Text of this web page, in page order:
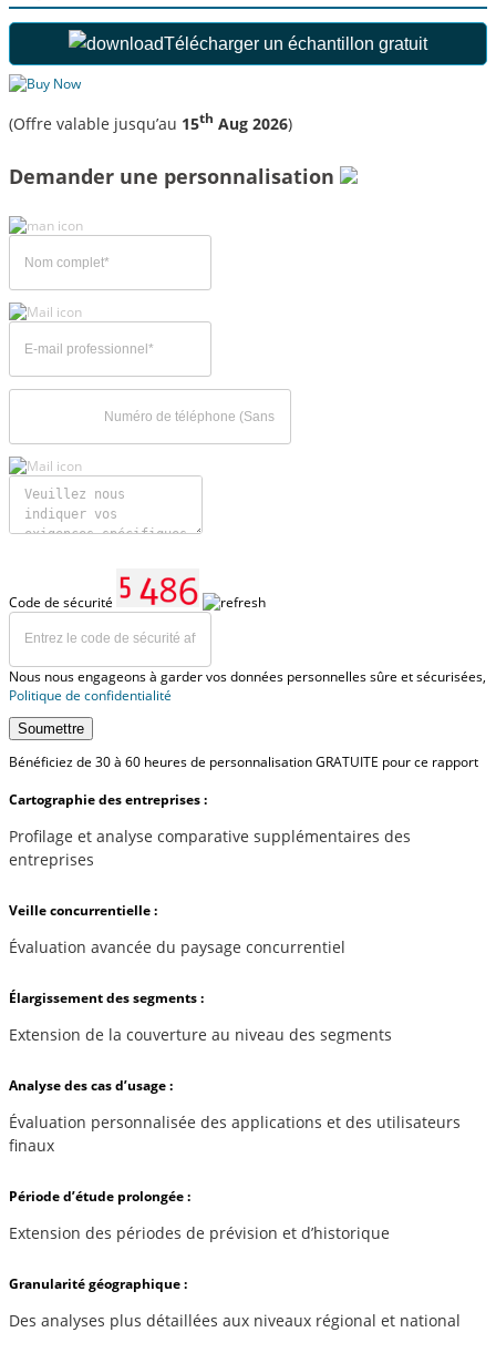
Télécharger un échantillon gratuit
(Offre valable jusqu’au 15th Aug 2026)
Demander une personnalisation
Code de sécurité
Nous nous engageons à garder vos données personnelles sûre et sécurisées,
Politique de confidentialité
Soumettre
Bénéficiez de 30 à 60 heures de personnalisation GRATUITE pour ce rapport
Cartographie des entreprises :
Profilage et analyse comparative supplémentaires des
entreprises
Veille concurrentielle :
Évaluation avancée du paysage concurrentiel
Élargissement des segments :
Extension de la couverture au niveau des segments
Analyse des cas d’usage :
Évaluation personnalisée des applications et des utilisateurs
finaux
Période d’étude prolongée :
Extension des périodes de prévision et d’historique
Granularité géographique :
Des analyses plus détaillées aux niveaux régional et national